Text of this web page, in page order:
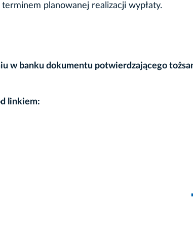
planowanej realizacji wypłaty.
w banku dokumentu potwierdzającego
linkiem: